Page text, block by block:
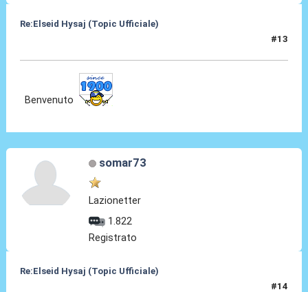
Re:Elseid Hysaj (Topic Ufficiale)
#13
Benvenuto
somar73
Lazionetter
1.822
Registrato
Re:Elseid Hysaj (Topic Ufficiale)
#14